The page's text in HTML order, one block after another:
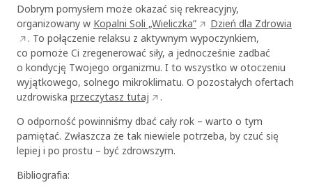
Dobrym pomysłem może okazać się rekreacyjny,
organizowany w Kopalni Soli „Wieliczka”
Dzień dla Zdrowia
. To połączenie relaksu z aktywnym wypoczynkiem,
co pomoże Ci zregenerować siły, a jednocześnie zadbać
o kondycję Twojego organizmu. I to wszystko w otoczeniu
wyjątkowego, solnego mikroklimatu. O pozostałych ofertach
uzdrowiska przeczytasz tutaj
.
O odporność powinniśmy dbać cały rok – warto o tym
pamiętać. Zwłaszcza że tak niewiele potrzeba, by czuć się
lepiej i po prostu – być zdrowszym.
Bibliografia: